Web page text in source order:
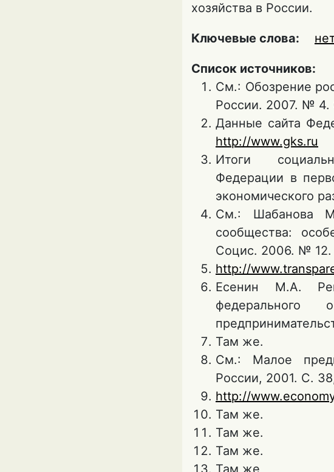
хозяйства в России.
Ключевые слова:
Список источников:
См.: Обозрение
России. 2007. № 4.
Данные сайта
http://www.gks.ru
Итоги
Федерации в
экономического
См.: Шабанова
сообщества:
Социс. 2006. № 12.
http://
Есенин М.А.
Там же.
См.: Малое
России, 2001. С.
http://
Там же.
Там же.
Там же.
Там же